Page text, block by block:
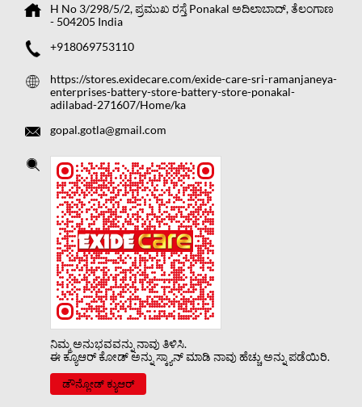
H No 3/298/5/2, ಪ್ರಮುಖ ರಸ್ತೆ Ponakal ಅದಿಲಾಬಾದ್, ತೆಲಂಗಾಣ
- 504205 India
+918069753110
https://stores.exidecare.com/exide-care-sri-ramanjaneya-
enterprises-battery-store-battery-store-ponakal-
adilabad-271607/Home/ka
gopal.gotla@gmail.com
ನಿಮ್ಮ ಅನುಭವವನ್ನು ನಾವು ತಿಳಿಸಿ.
ಈ ಕ್ಯೂಆರ್ ಕೋಡ್ ಅನ್ನು ಸ್ಕ್ಯಾನ್ ಮಾಡಿ ನಾವು ಹೆಚ್ಚು ಅನ್ನು ಪಡೆಯಿರಿ.
ಡೌನ್ಲೋಡ್ ಕ್ಯುಆರ್